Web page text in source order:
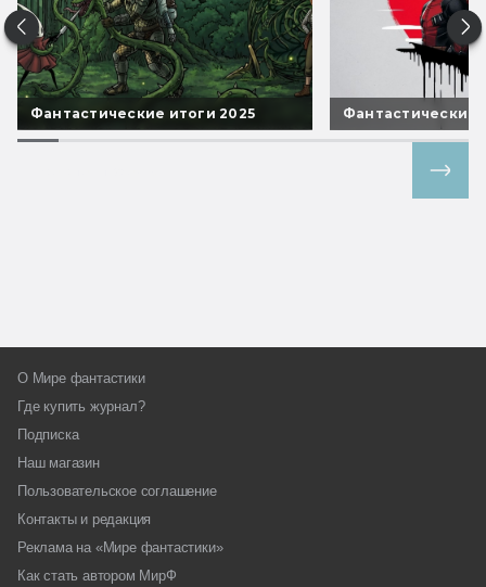
Фантастические итоги 2025 Фантастические
О Мире фантастики
Где купить журнал?
Подписка
Наш магазин
Пользовательское соглашение
Контакты и редакция
Реклама на «Мире фантастики»
Как стать автором МирФ